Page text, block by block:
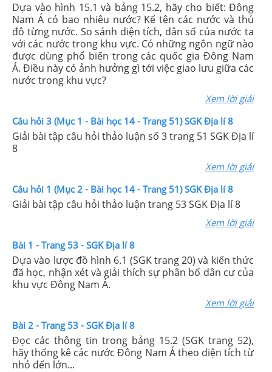
Dựa vào hình 15.1 và bảng 15.2, hãy cho biết: Đông
Nam Á có bao nhiêu nước? Kể tên các nước và thủ
đô từng nước. So sánh diện tích, dân số của nước ta
với các nước trong khu vực. Có những ngôn ngữ nào
được dùng phổ biến trong các quốc gia Đông Nam
Á. Điều này có ảnh hưởng gì tới việc giao lưu giữa các
nước trong khu vực?
Xem lời giải
Câu hỏi 3 (Mục 1 - Bài học 14 - Trang 51) SGK Địa lí 8
Giải bài tập câu hỏi thảo luận số 3 trang 51 SGK Địa lí
8
Xem lời giải
Câu hỏi 1 (Mục 2 - Bài học 14 - Trang 51) SGK Địa lí 8
Giải bài tập câu hỏi thảo luận trang 53 SGK Địa lí 8
Xem lời giải
Bài 1 - Trang 53 - SGK Địa lí 8
Dựa vào lược đồ hình 6.1 (SGK trang 20) và kiến thức
đã học, nhận xét và giải thích sự phân bố dân cư của
khu vực Đông Nam Á.
Xem lời giải
Bài 2 - Trang 53 - SGK Địa lí 8
Đọc các thông tin trong bảng 15.2 (SGK trang 52),
hãy thống kê các nước Đông Nam Á theo diện tích từ
nhỏ đến lớn...